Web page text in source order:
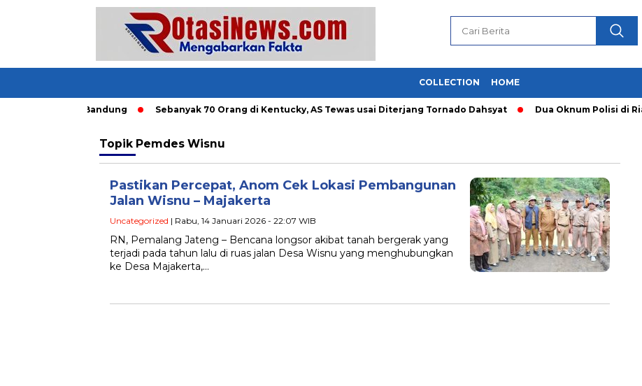
COLLECTION HOME
Umum di Bandung Sebanyak 70 Orang di Kentucky, AS Tewas usai Diterjang Tornado Dahsyat Dua Oknum Polisi di
Topik Pemdes Wisnu
Pastikan Percepat, Anom Cek Lokasi Pembangunan
Jalan Wisnu – Majakerta
Uncategorized | Rabu, 14 Januari 2026 - 22:07 WIB
RN, Pemalang Jateng – Bencana longsor akibat tanah bergerak yang
terjadi pada tahun lalu di ruas jalan Desa Wisnu yang menghubungkan
ke Desa Majakerta,…